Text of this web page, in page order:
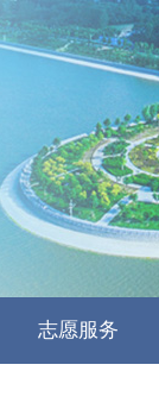
志愿服务